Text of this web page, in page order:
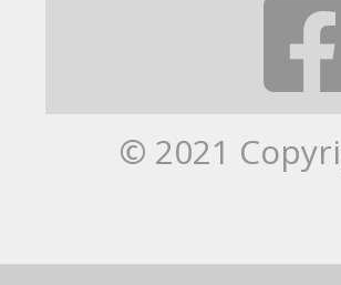
© 2021